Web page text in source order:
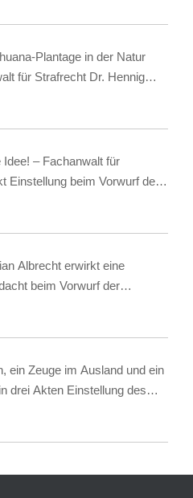
Plantage in der Natur
für Strafrecht Dr. Hennig
für
Einstellung beim Vorwurf des
Albrecht erwirkt eine
beim Vorwurf der
ein Zeuge im Ausland und ein
drei Akten Einstellung des
für Strafrecht Christian